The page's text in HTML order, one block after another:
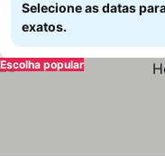
Selecione as datas
exatos.
Escolha popular